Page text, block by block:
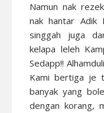
Namun nak
nak hantar Adik
singgah juga
kelapa leleh
Sedapp!!
Kami bertiga je
banyak yang
dengan korang,